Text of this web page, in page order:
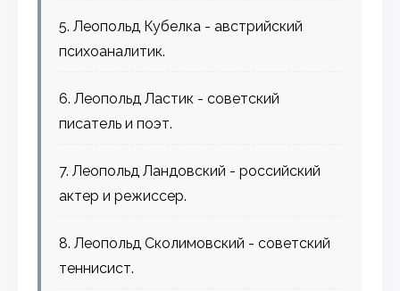
5. Леопольд Кубелка - австрийский
психоаналитик.
6. Леопольд Ластик - советский
писатель и поэт.
7. Леопольд Ландовский - российский
актер и режиссер.
8. Леопольд Сколимовский - советский
теннисист.